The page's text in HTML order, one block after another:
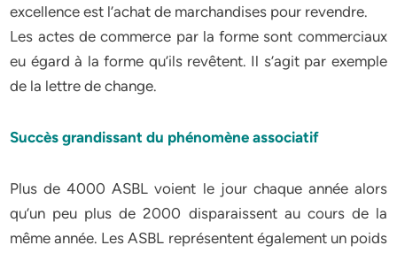
excellence est l’achat de marchandises pour revendre.
Les actes de commerce par la forme sont commerciaux
eu égard à la forme qu’ils revêtent. Il s’agit par exemple
de la lettre de change.
Succès grandissant du phénomène associatif
Plus de 4000 ASBL voient le jour chaque année alors
qu’un peu plus de 2000 disparaissent au cours de la
même année. Les ASBL représentent également un poids